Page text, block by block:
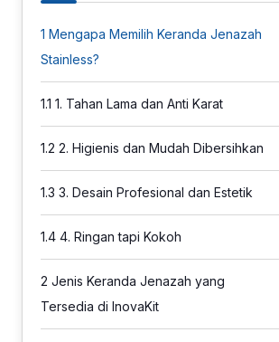
1 Mengapa Memilih Keranda Jenazah
Stainless?
1.1 1. Tahan Lama dan Anti Karat
1.2 2. Higienis dan Mudah Dibersihkan
1.3 3. Desain Profesional dan Estetik
1.4 4. Ringan tapi Kokoh
2 Jenis Keranda Jenazah yang
Tersedia di InovaKit